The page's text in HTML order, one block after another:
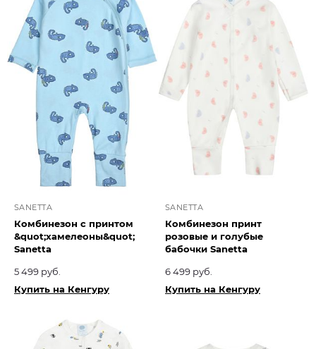
SANETTA
Комбинезон с принтом
&quot;хамелеоны&quot;
Sanetta
5 499 руб.
Купить на Кенгуру
SANETTA
Комбинезон принт
розовые и голубые
бабочки Sanetta
6 499 руб.
Купить на Кенгуру